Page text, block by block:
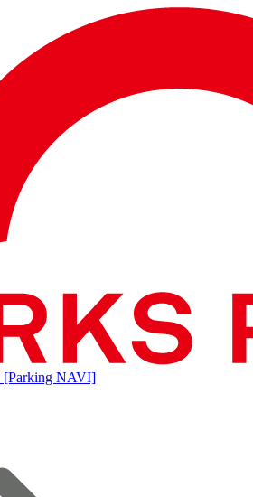
[Parking NAVI]